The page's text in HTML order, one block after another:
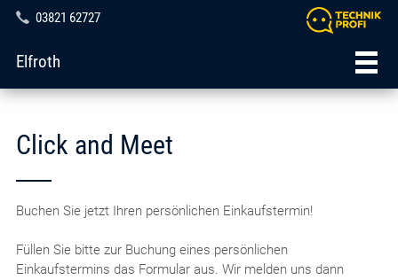
03821 62727
Elfroth
Click and Meet
Buchen Sie jetzt Ihren persönlichen Einkaufstermin!
Füllen Sie bitte zur Buchung eines persönlichen
Einkaufstermins das Formular aus. Wir melden uns dann